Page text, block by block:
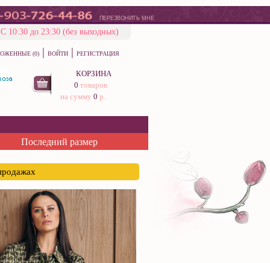
ПЕРЕЗВОНИТЬ МНЕ
С 10:30 до 23:30 (без выходных)
(0) | ВОЙТИ | РЕГИСТРАЦИЯ
КОРЗИНА
0 товаров
на сумму 0 р.
Последний размер